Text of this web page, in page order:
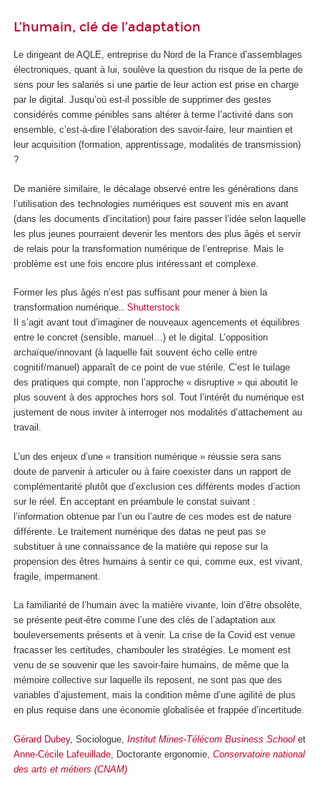
L’humain, clé de l’adaptation
Le dirigeant de AQLE, entreprise du Nord de la France d’assemblages
électroniques, quant à lui, soulève la question du risque de la perte de
sens pour les salariés si une partie de leur action est prise en charge
par le digital. Jusqu’où est-il possible de supprimer des gestes
considérés comme pénibles sans altérer à terme l’activité dans son
ensemble, c’est-à-dire l’élaboration des savoir-faire, leur maintien et
leur acquisition (formation, apprentissage, modalités de transmission)
?
De manière similaire, le décalage observé entre les générations dans
l’utilisation des technologies numériques est souvent mis en avant
(dans les documents d’incitation) pour faire passer l’idée selon laquelle
les plus jeunes pourraient devenir les mentors des plus âgés et servir
de relais pour la transformation numérique de l’entreprise. Mais le
problème est une fois encore plus intéressant et complexe.
Former les plus âgés n’est pas suffisant pour mener à bien la
transformation numérique.. Shutterstock
Il s’agit avant tout d’imaginer de nouveaux agencements et équilibres
entre le concret (sensible, manuel…) et le digital. L’opposition
archaïque/innovant (à laquelle fait souvent écho celle entre
cognitif/manuel) apparaît de ce point de vue stérile. C’est le tuilage
des pratiques qui compte, non l’approche « disruptive » qui aboutit le
plus souvent à des approches hors sol. Tout l’intérêt du numérique est
justement de nous inviter à interroger nos modalités d’attachement au
travail.
L’un des enjeux d’une « transition numérique » réussie sera sans
doute de parvenir à articuler ou à faire coexister dans un rapport de
complémentarité plutôt que d’exclusion ces différents modes d’action
sur le réel. En acceptant en préambule le constat suivant :
l’information obtenue par l’un ou l’autre de ces modes est de nature
différente. Le traitement numérique des datas ne peut pas se
substituer à une connaissance de la matière qui repose sur la
propension des êtres humains à sentir ce qui, comme eux, est vivant,
fragile, impermanent.
La familiarité de l’humain avec la matière vivante, loin d’être obsolète,
se présente peut-être comme l’une des clés de l’adaptation aux
bouleversements présents et à venir. La crise de la Covid est venue
fracasser les certitudes, chambouler les stratégies. Le moment est
venu de se souvenir que les savoir-faire humains, de même que la
mémoire collective sur laquelle ils reposent, ne sont pas que des
variables d’ajustement, mais la condition même d’une agilité de plus
en plus requise dans une économie globalisée et frappée d’incertitude.
Gérard Dubey, Sociologue, Institut Mines-Télécom Business School et
Anne-Cécile Lafeuillade , Doctorante ergonomie, Conservatoire national
des arts et métiers (CNAM)